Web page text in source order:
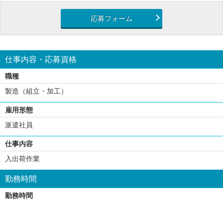
応募フォーム
仕事内容・応募資格
職種
製造（組立・加工）
雇用形態
派遣社員
仕事内容
入出荷作業
勤務時間
勤務時間